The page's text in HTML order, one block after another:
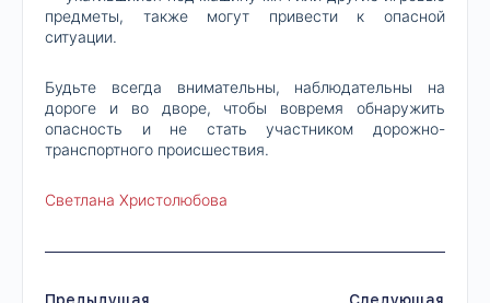
предметы, также могут привести к опасной
ситуации.
Будьте всегда внимательны, наблюдательны на
дороге и во дворе, чтобы вовремя обнаружить
опасность и не стать участником дорожно-
транспортного происшествия.
Светлана Христолюбова